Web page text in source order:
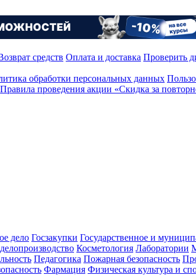
средств Оплата и доставка Проверить
обработки персональных данных
Правила проведения акции «Скидка за
дело Госзакупки Государственное и
Косметология Лаборатории
Педагогика Пожарная безопасность
Фармация Физическая культура и